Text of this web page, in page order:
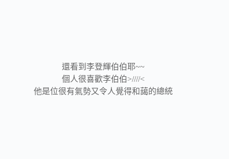
還看到李登輝伯伯耶~~
個人很喜歡李伯伯>////<
他是位很有氣勢又令人覺得和藹的總統